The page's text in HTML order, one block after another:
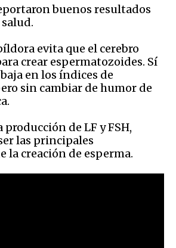
buenos resultados
evita que el cerebro
crear espermatozoides. Sí
en los índices de
sin cambiar de humor de
de LF y FSH,
las principales
la creación de esperma.